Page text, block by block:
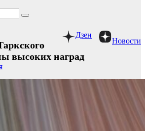
Новости
Дзен
высоких наград